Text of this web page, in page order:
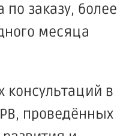
заказу, более
месяца
консультаций в
проведённых